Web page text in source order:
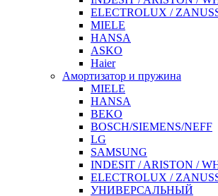
ELECTROLUX /
MIELE
HANSA
ASKO
Haier
Амортизатор и пружина
MIELE
HANSA
BEKO
BOSCH/SIEMENS/NEFF
LG
SAMSUNG
INDESIT / ARISTON /
ELECTROLUX /
УНИВЕРСАЛЬНЫЙ